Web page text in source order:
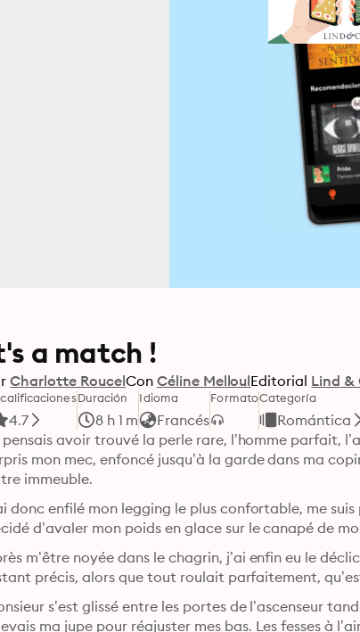
a match !
Charlotte RoucelCon Céline MelloulEditorial Lind &
4.7
Duración
8 h 1 m
Idioma
Francés
FormatoCategoría
Romántica
pensais avoir trouvé la perle rare, l’homme parfait,
mon mec, enfoncé jusqu’à la garde dans ma
immeuble.
donc enfilé mon legging le plus confortable, me
m’être noyée dans le chagrin, j’ai enfin eu le
précis, alors que tout roulait parfaitement,
s’est glissé entre les portes de l’ascenseur
ma jupe pour réajuster mes bas. Les fesses à